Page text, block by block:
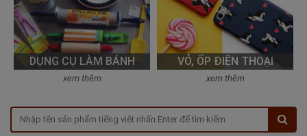
DỤNG CỤ LÀM BÁNH
xem thêm
VỎ, ỐP ĐIỆN THOẠI
xem thêm